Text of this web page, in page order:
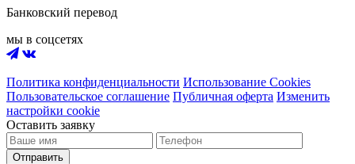
Банковский перевод
мы в соцсетях
Политика конфиденциальности Использование Cookies
Пользовательское соглашение Публичная оферта Изменить
настройки cookie
Оставить заявку
Отправить